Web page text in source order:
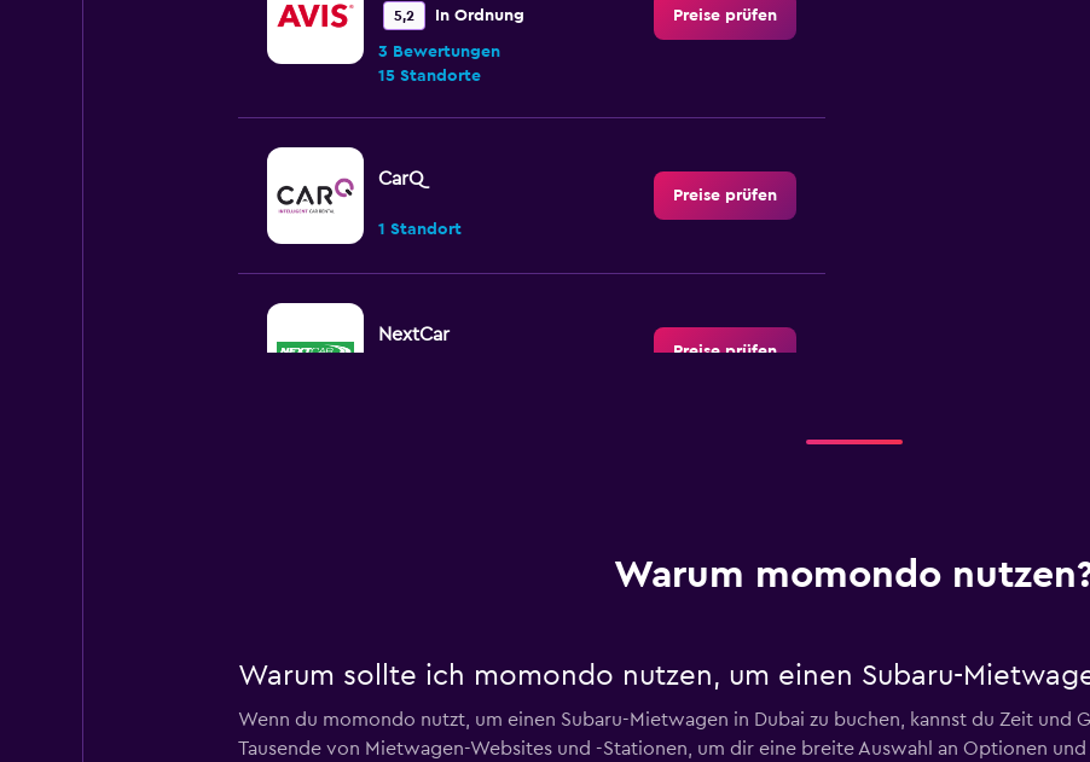
5,2 In Ordnung
3 Bewertungen
15 Standorte
Preise prüfen
CarQ
1 Standort
Preise prüfen
NextCar
Preise prüfen
Warum momondo
Warum sollte ich momondo nutzen, um einen Subaru-
Wenn du momondo nutzt, um einen Subaru-Mietwagen in Dubai zu buchen, kannst du Zeit und
Tausende von Mietwagen-Websites und -Stationen, um dir eine breite Auswahl an Optionen